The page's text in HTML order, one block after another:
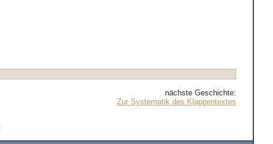
nächste Geschichte:
Zur Systematik des Klappentextes